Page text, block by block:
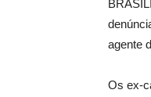
agente
Os ex-